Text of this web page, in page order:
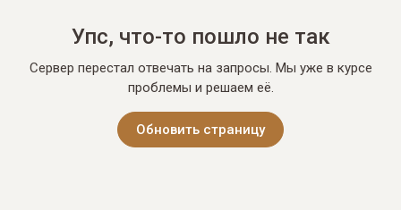
Упс, что-то пошло не так
Сервер перестал отвечать на запросы. Мы уже в курсе
проблемы и решаем её.
Обновить страницу